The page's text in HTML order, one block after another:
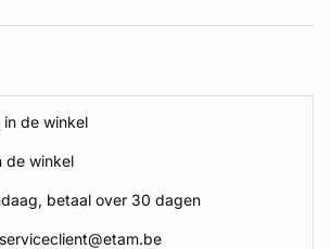
in de winkel
de winkel
betaal over 30 dagen